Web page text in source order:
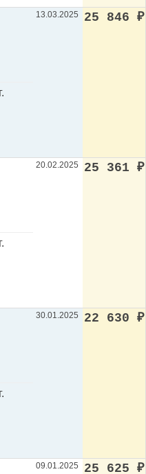
13.03.2025 25 846 ₽
20.02.2025 25 361 ₽
30.01.2025 22 630 ₽
09.01.2025 25 625 ₽